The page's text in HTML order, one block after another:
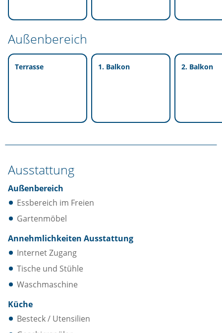
Außenbereich
Terrasse 1. Balkon 2. Balkon
Ausstattung
Außenbereich
Essbereich im Freien
Gartenmöbel
Annehmlichkeiten Ausstattung
Internet Zugang
Tische und Stühle
Waschmaschine
Küche
Besteck / Utensilien